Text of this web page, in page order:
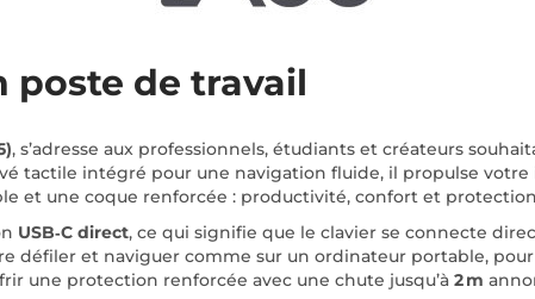
poste de travail
, s’adresse aux professionnels, étudiants et créateurs
tactile intégré pour une navigation fluide, il propulse
et une coque renforcée : productivité, confort et
USB‑C direct, ce qui signifie que le clavier se connecte
défiler et naviguer comme sur un ordinateur portable,
une protection renforcée avec une chute jusqu’à 2 m